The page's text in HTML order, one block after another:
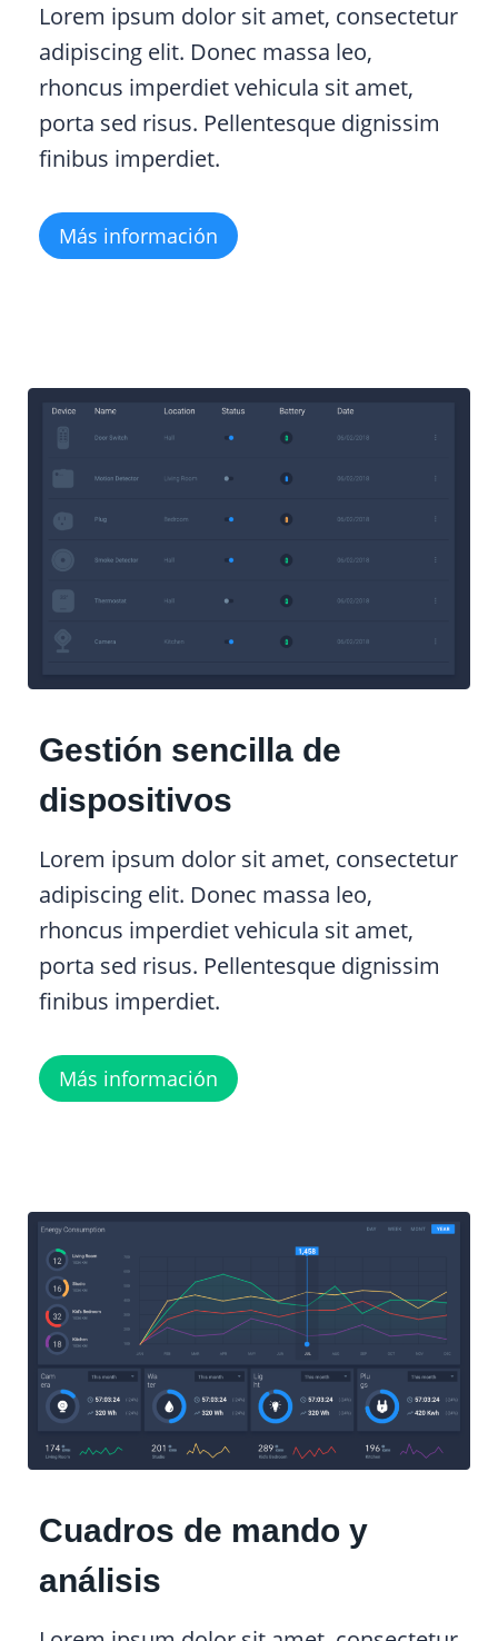
Lorem ipsum dolor sit amet, consectetur
adipiscing elit. Donec massa leo,
rhoncus imperdiet vehicula sit amet,
porta sed risus. Pellentesque dignissim
finibus imperdiet.
Más información
Gestión sencilla de
dispositivos
Lorem ipsum dolor sit amet, consectetur
adipiscing elit. Donec massa leo,
rhoncus imperdiet vehicula sit amet,
porta sed risus. Pellentesque dignissim
finibus imperdiet.
Más información
Cuadros de mando y
análisis